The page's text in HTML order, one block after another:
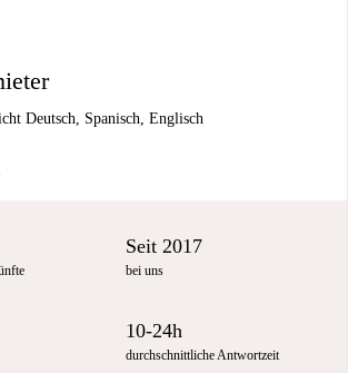
Deutsch, Spanisch, Englisch
Seit 2017
bei uns
10-24h
durchschnittliche Antwortzeit